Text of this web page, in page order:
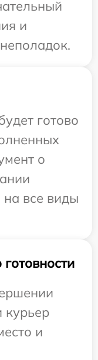
и
готово
о
на все виды
курьер
и